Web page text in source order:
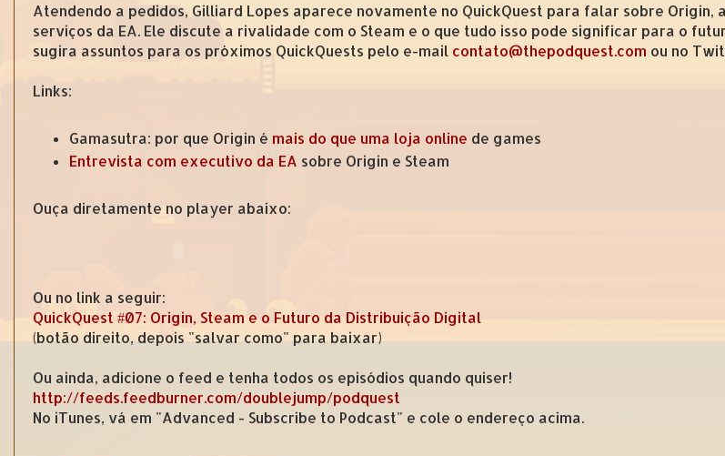
Atendendo a pedidos, Gilliard Lopes aparece novamente no QuickQuest para falar sobre
serviços da EA. Ele discute a rivalidade com o Steam e o que tudo isso pode significar para o
sugira assuntos para os próximos QuickQuests pelo e-mail contato@thepodquest.com ou no
Links:
Gamasutra: por que Origin é mais do que uma loja online de games
Entrevista com executivo da EA sobre Origin e Steam
Ouça diretamente no player abaixo:
Ou no link a seguir:
QuickQuest #07: Origin, Steam e o Futuro da Distribuição Digital
(botão direito, depois "salvar como" para baixar)
Ou ainda, adicione o feed e tenha todos os episódios quando quiser!
http://feeds.feedburner.com/doublejump/podquest
No iTunes, vá em "Advanced - Subscribe to Podcast" e cole o endereço acima.